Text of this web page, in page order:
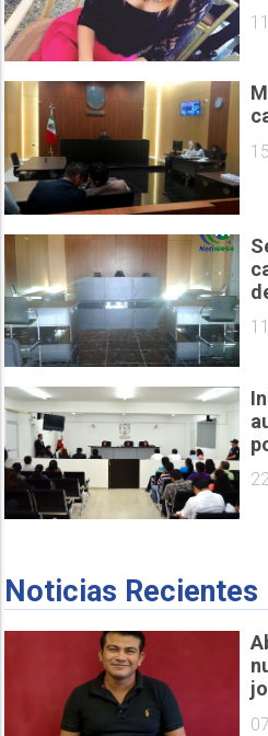
Noticias Recientes